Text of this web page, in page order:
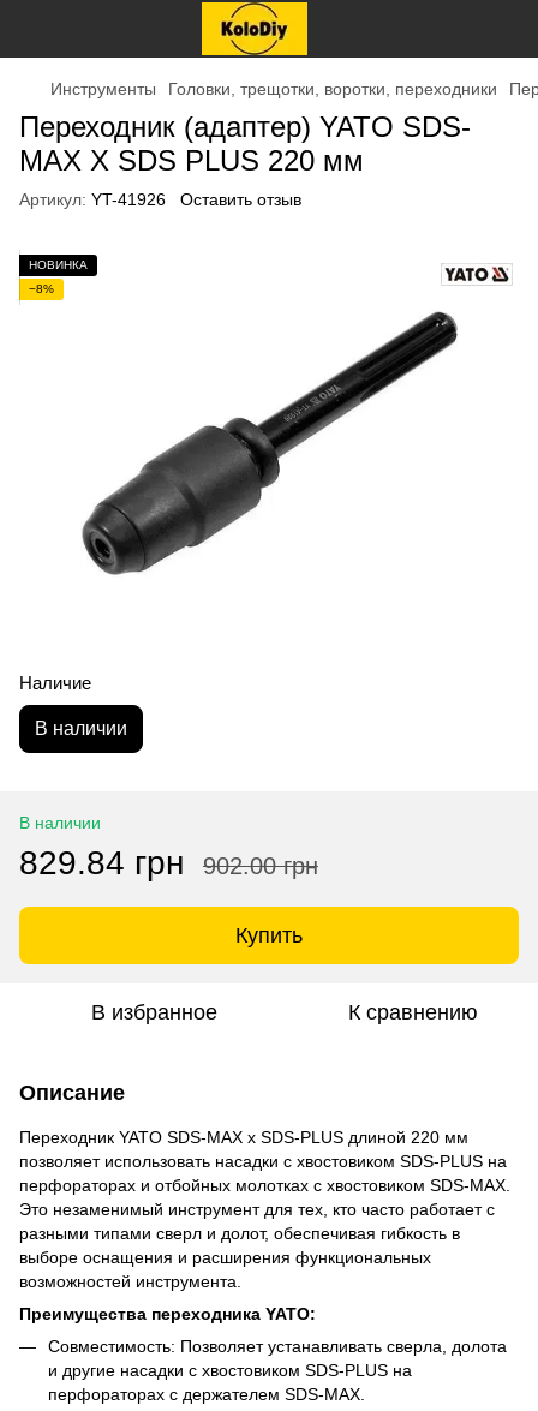
Инструменты Головки, трещотки, воротки, переходники
Переходник (адаптер) YATO SDS-
MAX X SDS PLUS 220 мм
Артикул: YT-41926 Оставить отзыв
НОВИНКА
−8%
Наличие
В наличии
В наличии
829.84 грн 902.00 грн
Купить
В избранное К сравнению
Описание
Переходник YATO SDS-MAX x SDS-PLUS длиной 220 мм
позволяет использовать насадки с хвостовиком SDS-PLUS на
перфораторах и отбойных молотках с хвостовиком SDS-MAX.
Это незаменимый инструмент для тех, кто часто работает с
разными типами сверл и долот, обеспечивая гибкость в
выборе оснащения и расширения функциональных
возможностей инструмента.
Преимущества переходника YATO:
Совместимость: Позволяет устанавливать сверла, долота
и другие насадки с хвостовиком SDS-PLUS на
перфораторах с держателем SDS-MAX.